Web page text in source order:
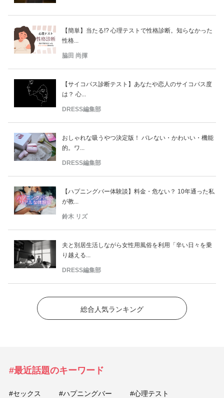
【簡単】当たる!? 心理テストで性格診断。知らなかった
性格...
脇田 尚揮
【サイコパス診断テスト】あなたや恋人のサイコパス度
は？ 心...
DRESS編集部
おしゃれな吸うやつ決定版！ バレない・かわいい・機能
的。ワ...
DRESS編集部
【ハプニングバー体験談】料金・危ない？ 10年通った私
が教...
鈴木 リズ
夫と別居生活しながら女性用風俗を利用「辛い日々を乗
り越える...
DRESS編集部
総合人気ランキング
#最近話題のキーワード
#セックス #ハプニングバー #心理テスト